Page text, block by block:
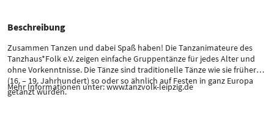
Beschreibung
Zusammen Tanzen und dabei Spaß haben! Die Tanzanimateure des
Tanzhaus*Folk e.V. zeigen einfache Gruppentänze für jedes Alter und
ohne Vorkenntnisse. Die Tänze sind traditionelle Tänze wie sie früher
(16. – 19. Jahrhundert) so oder so ähnlich auf Festen in ganz Europa
getanzt wurden.
Mehr Informationen unter: www.tanzvolk-leipzig.de